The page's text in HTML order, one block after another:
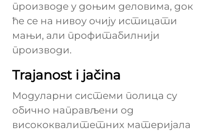
производе у доњим деловима, док
ће се на нивоу очију истицати
мањи, али профитабилнији
производи.
Trajanost i jačina
Модуларни системи полица су
обично направљени од
висококвалитетних материјала